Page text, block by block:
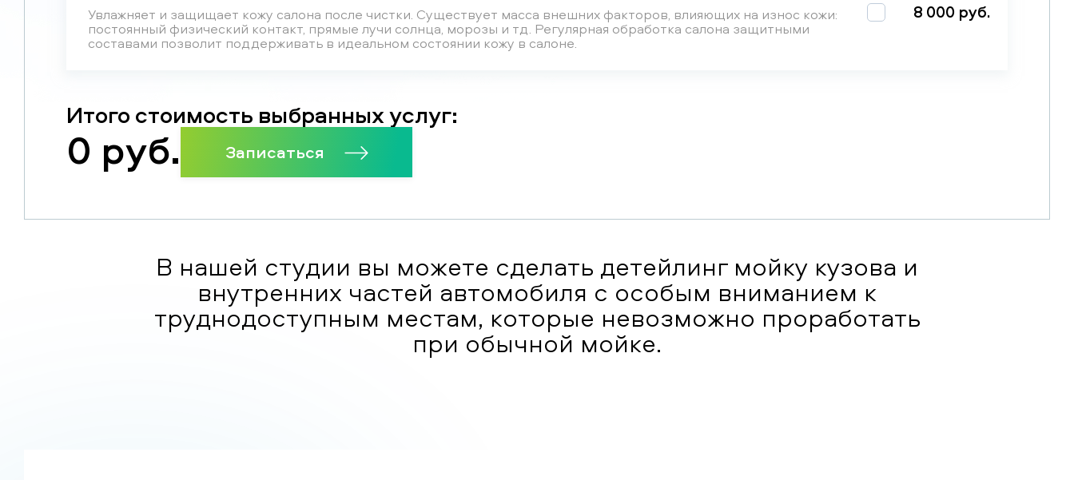
Увлажняет и защищает кожу салона после чистки. Существует масса внешних факторов, влияющих на износ кожи:
постоянный физический контакт, прямые лучи солнца, морозы и тд. Регулярная обработка салона защитными
составами позволит поддерживать в идеальном состоянии кожу в салоне.
8 000 руб.
Итого стоимость выбранных услуг:
0 руб. Записаться
В нашей студии вы можете сделать детейлинг мойку кузова и
внутренних частей автомобиля с особым вниманием к
труднодоступным местам, которые невозможно проработать
при обычной мойке.